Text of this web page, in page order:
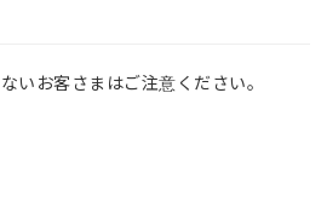
いお客さまはご注意ください。